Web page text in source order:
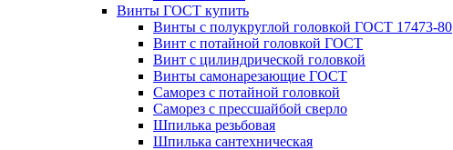
Винты ГОСТ купить
Винты с полукруглой головкой ГОСТ 17473-80
Винт с потайной головкой ГОСТ
Винт с цилиндрической головкой
Винты самонарезающие ГОСТ
Саморез с потайной головкой
Саморез с прессшайбой сверло
Шпилька резьбовая
Шпилька сантехническая